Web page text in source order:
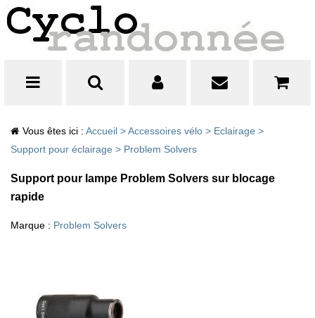
Vous êtes ici : Accueil > Accessoires vélo > Eclairage >
Support pour éclairage > Problem Solvers
Support pour lampe Problem Solvers sur blocage
rapide
Marque : Problem Solvers